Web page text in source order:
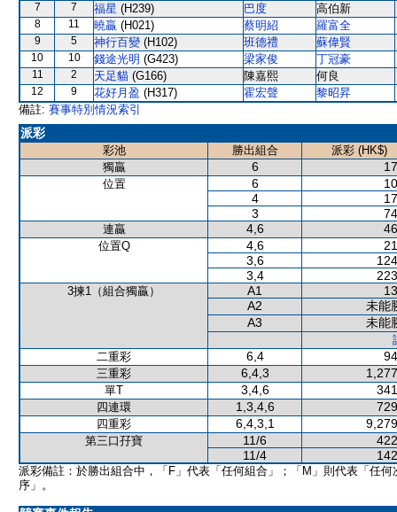
7 7 福星 (H239) 巴度 高伯新
8 11 曉贏 (H021) 蔡明紹 羅富全
9 5 神行百變 (H102) 班德禮 蘇偉賢
10 10 錢途光明 (G423) 梁家俊 丁冠豪
11 2 天足貓 (G166) 陳嘉熙 何良
12 9 花好月盈 (H317) 霍宏聲
黎昭昇
備註: 賽事特別情況索引
派彩
彩池 勝出組合
派彩 (HK$)
獨贏
6
位置 6
4
3
連贏 4,6
位置Q 4,6
3,6
3,4
3揀1（組合獨贏） A1
A2
未能
A3
未能
二重彩
6,4
三重彩 6,4,3
單T 3,4,6
四連環 1,3,4,6
四重彩 6,4,3,1
第三口孖寶 11/6
11/4
派彩備註：於勝出組合中，「F」代表「任何組合」；「M」則代表「任何
序」。